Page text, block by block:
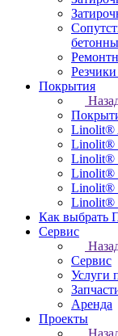
Покрытия
Linolit®
Linolit®
Linolit®
Linolit®
Linolit®
Linolit®
Как выбрать
Сервис
Сервис
Услуги
Аренда
Проекты